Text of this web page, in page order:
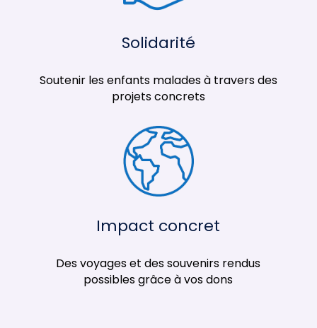
Solidarité
Soutenir les enfants malades à travers des
projets concrets
Impact concret
Des voyages et des souvenirs rendus
possibles grâce à vos dons